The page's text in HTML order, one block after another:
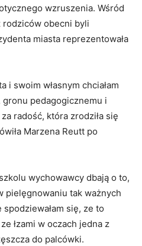
wzruszenia. Wśród
obecni byli
miasta reprezentowała
i swoim własnym chciałam
pedagogicznemu i
radość, która zrodziła się
Marzena Reutt po
wychowawcy dbają o to,
pielęgnowaniu tak ważnych
się, ze to
łzami w oczach jedna z
do palcówki.